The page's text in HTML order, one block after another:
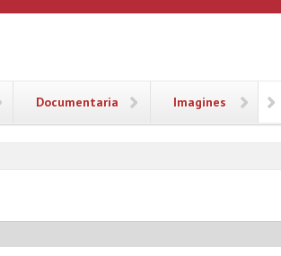
Documentaria Imagines